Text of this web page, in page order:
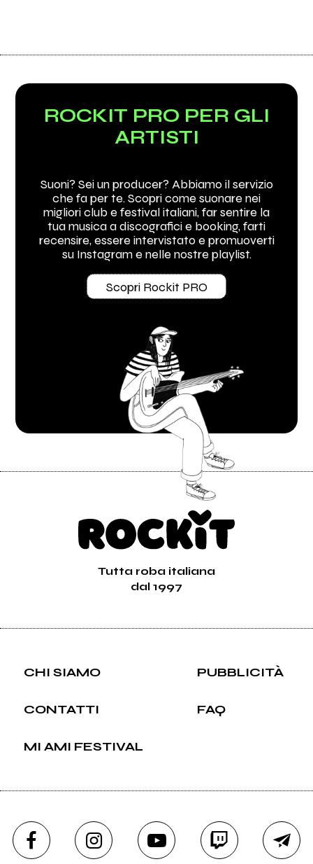
ROCKIT PRO PER GLI
ARTISTI
Suoni? Sei un producer? Abbiamo il servizio
che fa per te. Scopri come suonare nei
migliori club e festival italiani, far sentire la
tua musica a discografici e booking, farti
recensire, essere intervistato e promuoverti
su Instagram e nelle nostre playlist.
Scopri Rockit PRO
Tutta roba italiana
dal 1997
CHI SIAMO PUBBLICITÀ
CONTATTI FAQ
MI AMI FESTIVAL